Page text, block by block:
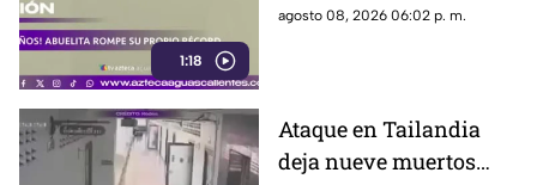
1:18
propio récord Guinness tras
agosto 08, 2026 06:02 p. m.
Ataque en Tailandia
deja nueve muertos